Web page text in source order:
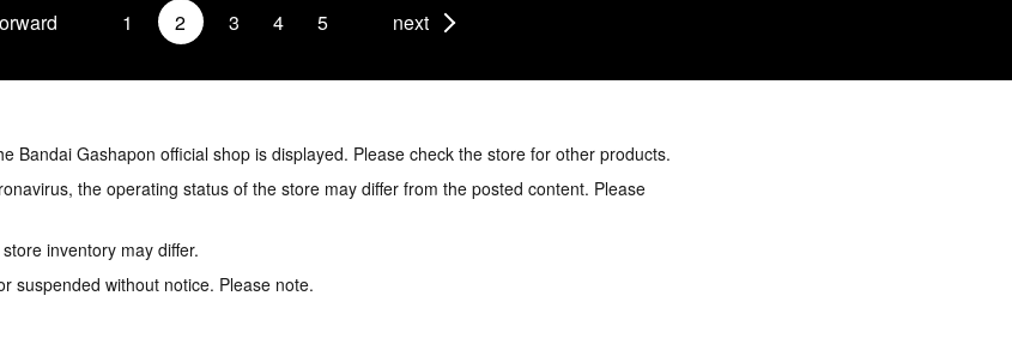
1 2 3 4 5 next
Bandai Gashapon official shop is displayed. Please check the store for other products.
the operating status of the store may differ from the posted content. Please
inventory may differ.
suspended without notice. Please note.